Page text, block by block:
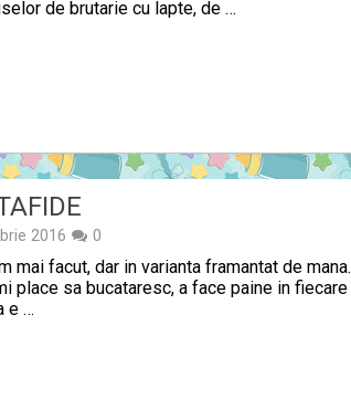
de brutarie cu lapte, de …
2016 0
mai facut, dar in varianta framantat de mana.
place sa bucataresc, a face paine in fiecare
e …